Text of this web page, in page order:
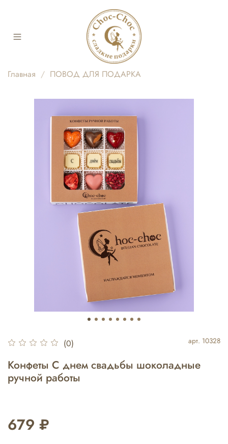
Главная ПОВОД ДЛЯ ПОДАРКА
(0) арт. 10328
Конфеты С днем свадьбы шоколадные
ручной работы
679 ₽